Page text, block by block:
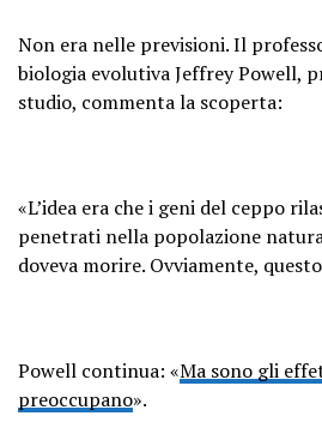
Non era nelle previsioni. Il
biologia evolutiva Jeffrey Powell,
studio, commenta la scoperta:
«L’idea era che i geni del ceppo
penetrati nella popolazione
doveva morire. Ovviamente,
Powell continua: «Ma sono gli
preoccupano».